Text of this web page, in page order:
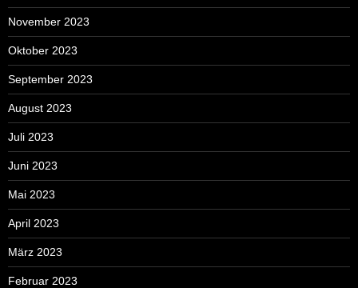
November 2023
Oktober 2023
September 2023
August 2023
Juli 2023
Juni 2023
Mai 2023
April 2023
März 2023
Februar 2023